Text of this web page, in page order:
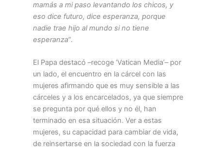
mamás a mi paso levantando los chicos, y
eso dice futuro, dice esperanza, porque
nadie trae hijo al mundo si no tiene
esperanza”.
El Papa destacó –recoge ‘Vatican Media’– por
un lado, el encuentro en la cárcel con las
mujeres afirmando que es muy sensible a las
cárceles y a los encarcelados, ya que siempre
se pregunta por qué ellos y no él, han
terminado en esa situación. Ver a estas
mujeres, su capacidad para cambiar de vida,
de reinsertarse en la sociedad con la fuerza